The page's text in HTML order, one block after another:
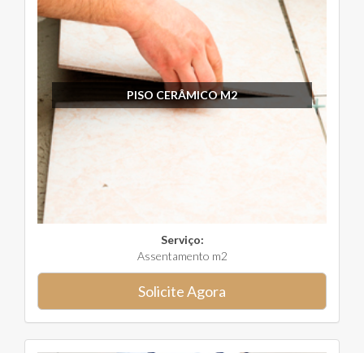
PISO CERÂMICO M2
Serviço:
Assentamento m2
Solicite Agora